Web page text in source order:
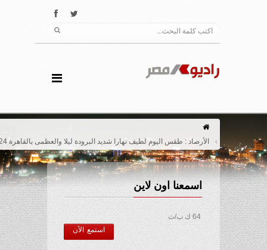
الأرصاد : طقس اليوم لطيف نهارا شديد البرودة ليلا والعظمى بالقاهرة 24 درجة
اسمعنا اون لاين
64 ك ب/ث
استمع الآن